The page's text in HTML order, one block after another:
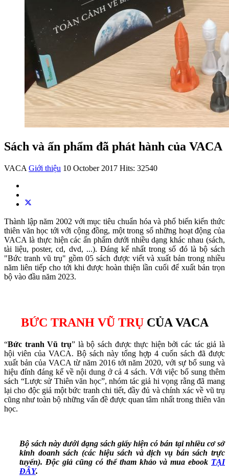
Sách và ấn phẩm đã phát hành của VACA
VACA Giới thiệu 10 October 2017 Hits: 32540
Thành lập năm 2002 với mục tiêu chuẩn hóa và phổ biến kiến thức
thiên văn học tới với cộng đồng, một trong số những hoạt động của
VACA là thực hiện các ấn phẩm dưới nhiều dạng khác nhau (sách,
tài liệu, poster, cd, dvd, ...). Đáng kể nhất trong số đó là bộ sách
"Bức tranh vũ trụ" gồm 05 sách được viết và xuất bản trong nhiều
năm liên tiếp cho tới khi được hoàn thiện lần cuối để xuất bản trọn
bộ vào đầu năm 2023.
BỨC TRANH VŨ TRỤCỦA VACA
“Bức tranh Vũ trụ” là bộ sách được thực hiện bởi các tác giả là
hội viên của VACA. Bộ sách này tổng hợp 4 cuốn sách đã được
xuất bản của VACA từ năm 2016 tới năm 2020, với sự bổ sung và
hiệu đính đáng kể về nội dung ở cả 4 sách. Với việc bổ sung thêm
sách “Lược sử Thiên văn học”, nhóm tác giả hi vọng rằng đã mang
lại cho độc giả một bức tranh chi tiết, đầy đủ và chính xác về vũ trụ
cũng như toàn bộ những vấn đề được quan tâm nhất trong thiên văn
học.
Bộ sách này dưới dạng sách giấy hiện có bán tại nhiều cơ sở
kinh doanh sách (các hiệu sách và dịch vụ bán sách trực
tuyến). Độc giả cũng có thể tham khảo và mua ebook TẠI
ĐÂY.